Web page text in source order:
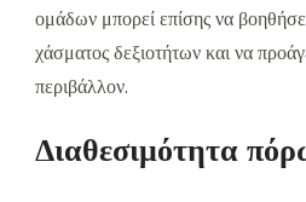
ομάδων μπορεί επίσης να
χάσματος δεξιοτήτων και να
περιβάλλον.
Διαθεσιμότητα